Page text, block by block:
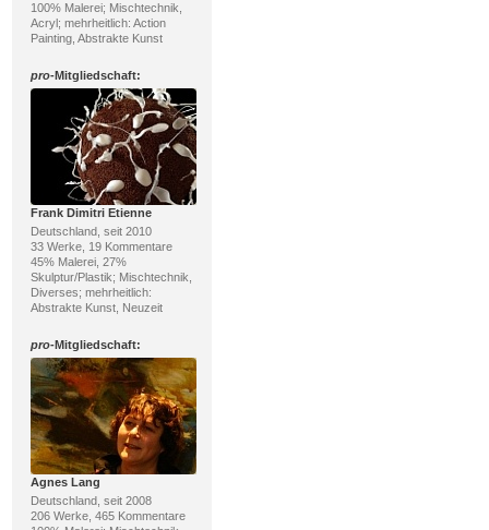
100% Malerei; Mischtechnik,
Acryl; mehrheitlich: Action
Painting, Abstrakte Kunst
pro-Mitgliedschaft:
Frank Dimitri Etienne
Deutschland, seit 2010
33 Werke, 19 Kommentare
45% Malerei, 27%
Skulptur/Plastik; Mischtechnik,
Diverses; mehrheitlich:
Abstrakte Kunst, Neuzeit
pro-Mitgliedschaft:
Agnes Lang
Deutschland, seit 2008
206 Werke, 465 Kommentare